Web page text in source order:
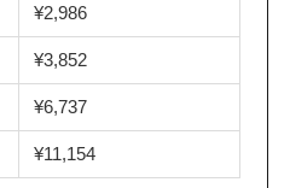
¥2,986
¥3,852
¥6,737
¥11,154